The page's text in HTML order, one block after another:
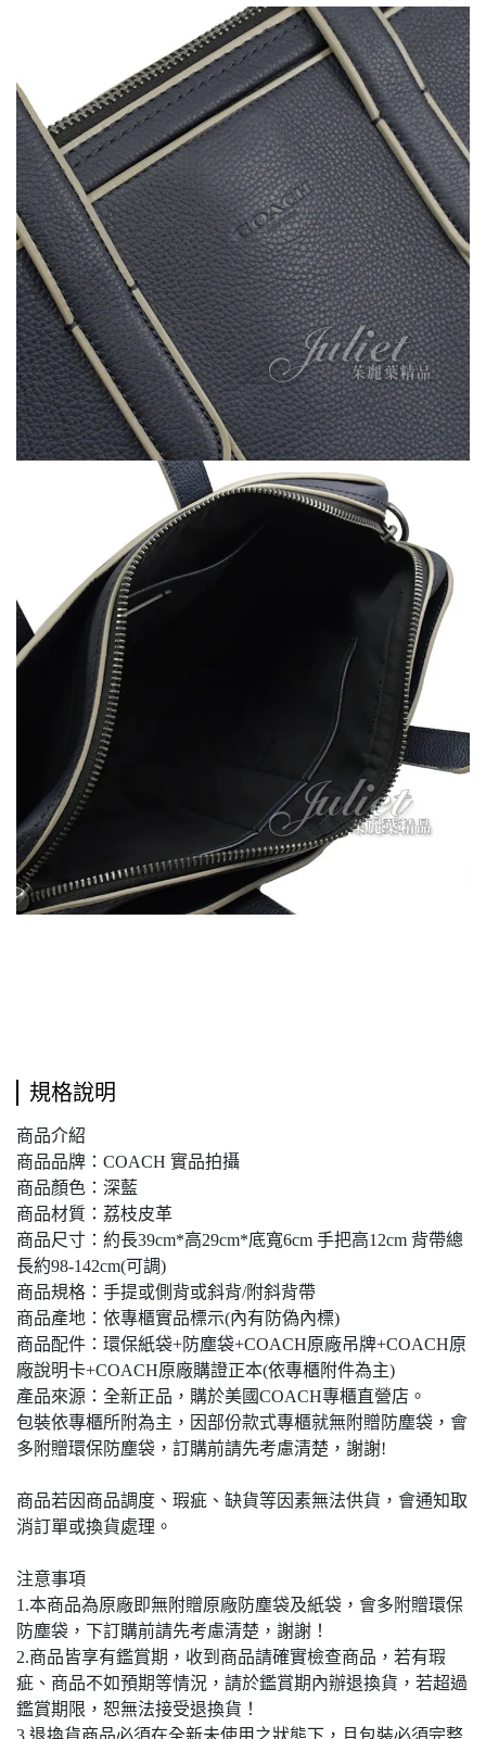
規格說明
商品介紹
商品品牌：COACH 實品拍攝
商品顏色：深藍
商品材質：荔枝皮革
商品尺寸：約長39cm*高29cm*底寬6cm 手把高12cm 背帶總
長約98-142cm(可調)
商品規格：手提或側背或斜背/附斜背帶
商品產地：依專櫃實品標示(內有防偽內標)
商品配件：環保紙袋+防塵袋+COACH原廠吊牌+COACH原
廠說明卡+COACH原廠購證正本(依專櫃附件為主)
產品來源：全新正品，購於美國COACH專櫃直營店。
包裝依專櫃所附為主，因部份款式專櫃就無附贈防塵袋，會
多附贈環保防塵袋，訂購前請先考慮清楚，謝謝!
商品若因商品調度、瑕疵、缺貨等因素無法供貨，會通知取
消訂單或換貨處理。
注意事項
1.本商品為原廠即無附贈原廠防塵袋及紙袋，會多附贈環保
防塵袋，下訂購前請先考慮清楚，謝謝！
2.商品皆享有鑑賞期，收到商品請確實檢查商品，若有瑕
疵、商品不如預期等情況，請於鑑賞期內辦退換貨，若超過
鑑賞期限，恕無法接受退換貨！
3.退換貨商品必須在全新未使用之狀態下，且包裝必須完整